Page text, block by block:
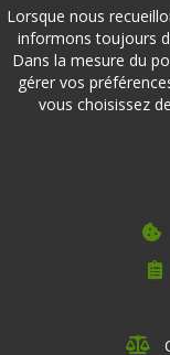
Lorsque nous
informons toujours
Dans la mesure du
gérer vos
vous choisissez